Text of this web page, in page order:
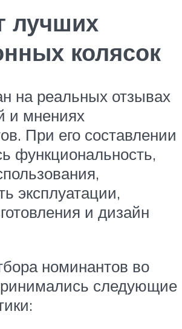
лучших
колясок
на реальных отзывах
и мнениях
При его составлении
функциональность,
эксплуатации,
и дизайн
номинантов во
следующие